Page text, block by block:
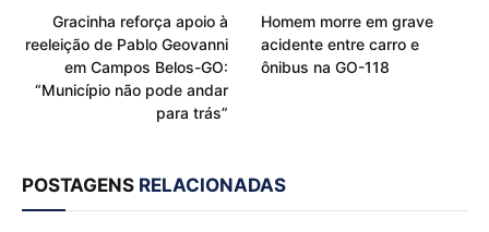
Gracinha reforça apoio à
reeleição de Pablo Geovanni
em Campos Belos-GO:
“Município não pode andar
para trás”
Homem morre em grave
acidente entre carro e
ônibus na GO-118
POSTAGENS RELACIONADAS